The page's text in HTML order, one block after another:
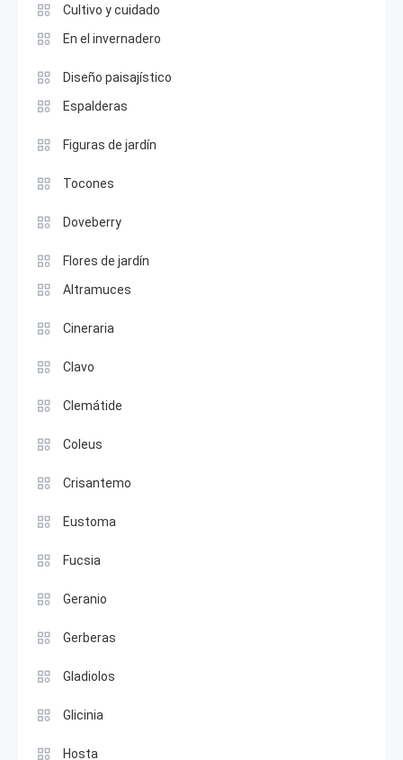
Cultivo y cuidado
En el invernadero
Diseño paisajístico
Espalderas
Figuras de jardín
Tocones
Doveberry
Flores de jardín
Altramuces
Cineraria
Clavo
Clemátide
Coleus
Crisantemo
Eustoma
Fucsia
Geranio
Gerberas
Gladiolos
Glicinia
Hosta